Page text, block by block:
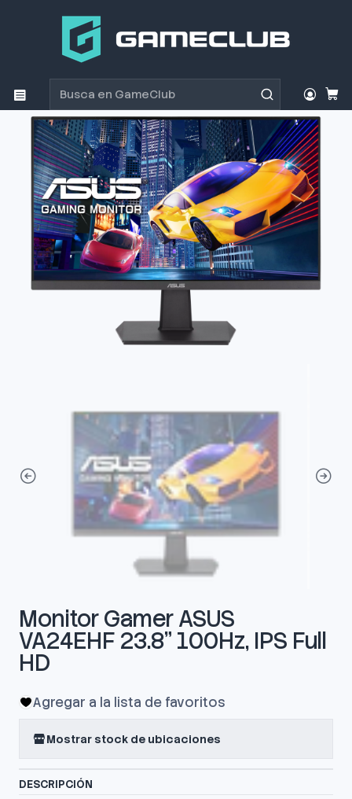
Productos
Monitor Gamer ASUS VA24EHF 23.8" 100Hz, IPS Full HD
Monitor Gamer ASUS
VA24EHF 23.8" 100Hz, IPS Full
HD
Agregar a la lista de favoritos
Mostrar stock de ubicaciones
DESCRIPCIÓN